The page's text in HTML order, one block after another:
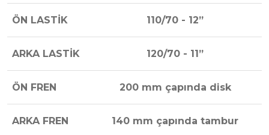
ÖN LASTİK 110/70 - 12”
ARKA LASTİK 120/70 - 11”
ÖN FREN 200 mm çapında disk
ARKA FREN 140 mm çapında tambur